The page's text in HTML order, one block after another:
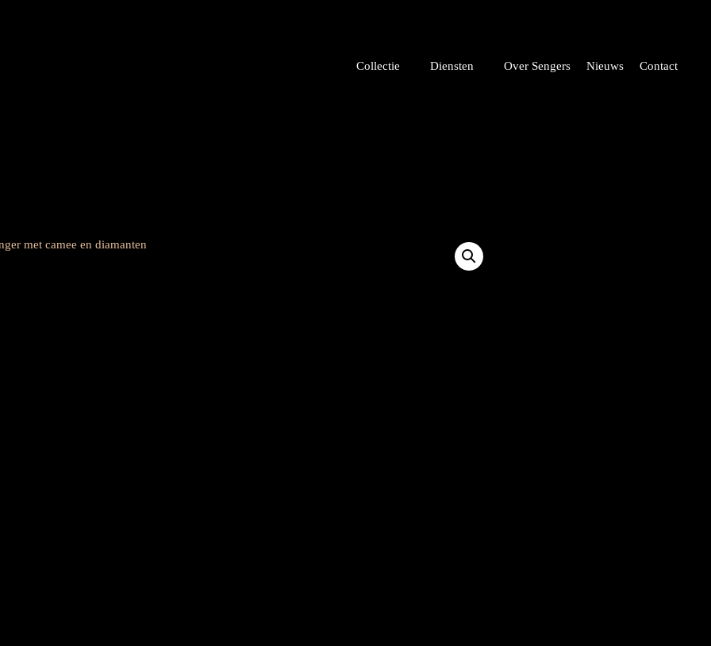
Collectie Diensten Over Sengers Nieuws Contact